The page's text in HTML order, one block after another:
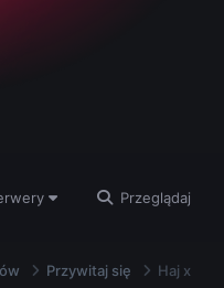
Przeglądaj
Przywitaj się Haj x